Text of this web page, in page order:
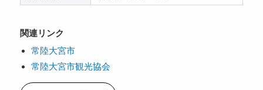
関連リンク
常陸大宮市
常陸大宮市観光協会